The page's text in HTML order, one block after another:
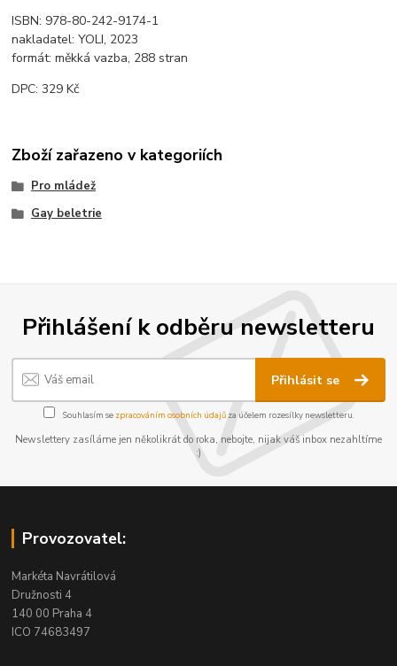
ISBN: 978-80-242-9174-1
nakladatel: YOLI, 2023
formát: měkká vazba, 288 stran
DPC: 329 Kč
Zboží zařazeno v kategoriích
Pro mládež
Gay beletrie
Přihlášení k odběru newsletteru
Přihlásit se
Souhlasím se zpracováním osobních údajůza účelem rozesílky newsletteru.
Newslettery zasíláme jen několikrát do roka, nebojte, nijak váš inbox nezahltíme
:)
Provozovatel:
Markéta Navrátilová
Družnosti 4
140 00 Praha 4
ICO 74683497